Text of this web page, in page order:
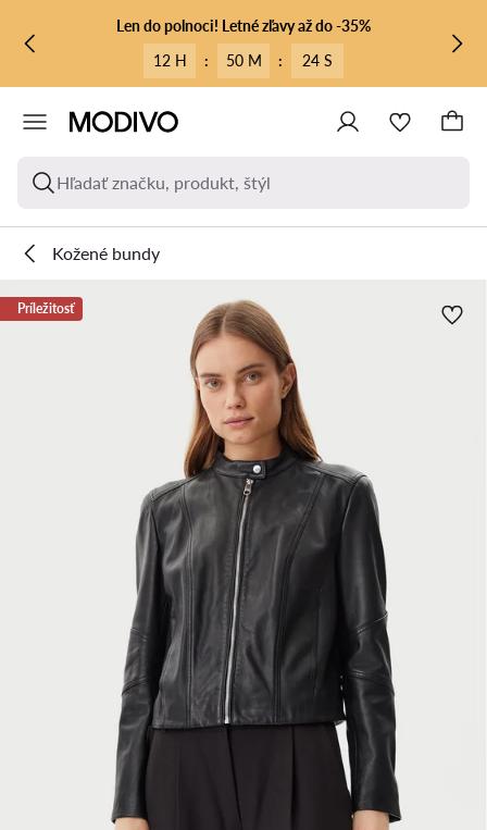
PREJSŤ NA HLAVNÝ OBSAH
PREJSŤ NA VYHĽADÁVANIE
Len do polnoci! Letné zľavy až do -35%
12 H
: 50 M : 24 S
Hľadať značku, produkt, štýl
Kožené bundy
Príležitosť